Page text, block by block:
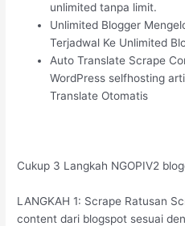
unlimited tanpa limit.
Unlimited Blogger
Terjadwal Ke Unlimited
Auto Translate Scrape
WordPress selfhosting
Translate Otomatis
Cukup 3 Langkah NGOPIV2
LANGKAH 1: Scrape Ratusan
content dari blogspot sesuai